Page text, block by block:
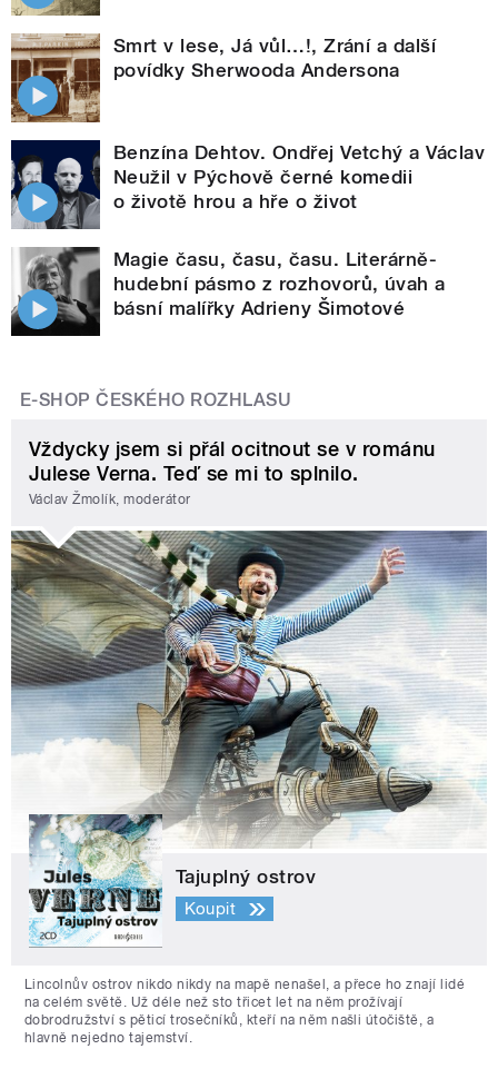
Smrt v lese, Já vůl…!, Zrání a další
povídky Sherwooda Andersona
Benzína Dehtov. Ondřej Vetchý a Václav
Neužil v Pýchově černé komedii
o životě hrou a hře o život
Magie času, času, času. Literárně-
hudební pásmo z rozhovorů, úvah a
básní malířky Adrieny Šimotové
E-SHOP ČESKÉHO ROZHLASU
Vždycky jsem si přál ocitnout se v románu
Julese Verna. Teď se mi to splnilo.
Václav Žmolík, moderátor
Tajuplný ostrov
Koupit
Lincolnův ostrov nikdo nikdy na mapě nenašel, a přece ho znají lidé
na celém světě. Už déle než sto třicet let na něm prožívají
dobrodružství s pěticí trosečníků, kteří na něm našli útočiště, a
hlavně nejedno tajemství.